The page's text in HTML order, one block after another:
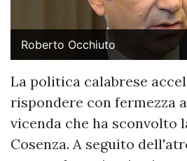
Roberto Occhiuto
​La politica calabrese
rispondere con fermezza
vicenda che ha sconvolto
Cosenza. A seguito